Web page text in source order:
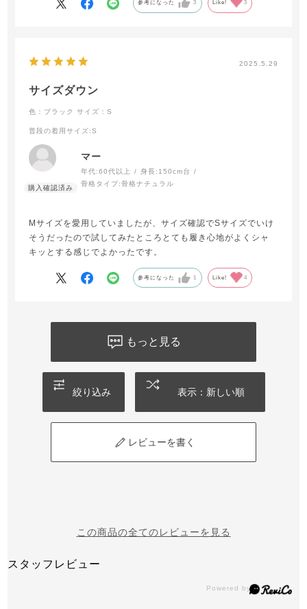
参考になった 3 Like! 3
2025.5.29
サイズダウン
色：ブラック サイズ：S
普段の着用サイズ :S
マー
年代:60代以上 身長: 150cm台
骨格タイプ:骨格ナチュラル
Mサイズを愛用していましたが、サイズ確認でSサイズでいけ
そうだったので試してみたところとても履き心地がよくシャ
キッとする感じでよかったです。
参考になった 1 Like! 4
もっと見る
絞り込み 表示：新しい順
レビューを書く
この商品の全てのレビューを見る
スタッフレビュー